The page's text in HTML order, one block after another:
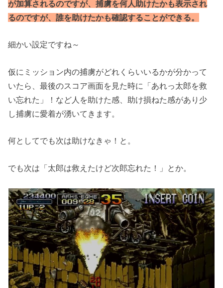
が加算されるのですが、捕虜を何人助けたかも表示され
るのですが、誰を助けたかも確認することができる。
細かい設定ですね～
仮にミッション内の捕虜がどれくらいいるかが分かって
いたら、最後のスコア画面を見た時に「あれっ太郎を救
い忘れた」！など人を助けた感、助け損ねた感があり少
し捕虜に愛着が湧いてきます。
何としてでも次は助けなきゃ！と。
でも次は「太郎は救えたけど次郎忘れた！」とか。